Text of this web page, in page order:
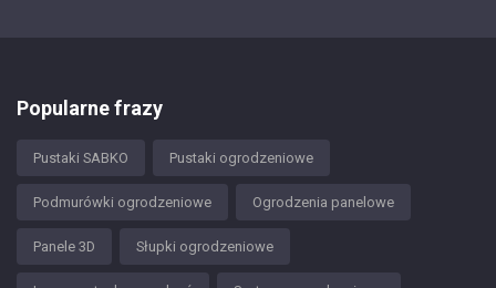
Popularne frazy
Pustaki SABKO Pustaki ogrodzeniowe
Podmurówki ogrodzeniowe Ogrodzenia panelowe
Panele 3D Słupki ogrodzeniowe